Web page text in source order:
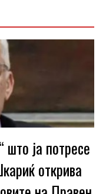
што ја потресе
открива